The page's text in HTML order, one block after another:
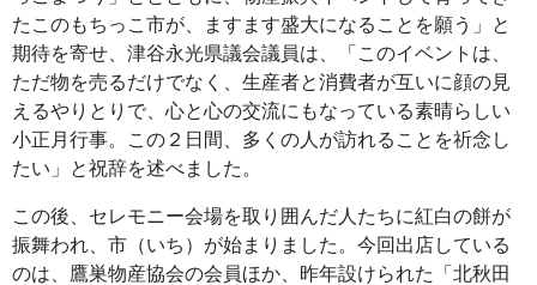
たこのもちっこ市が、ますます盛大になることを願う」と
期待を寄せ、津谷永光県議会議員は、「このイベントは、
ただ物を売るだけでなく、生産者と消費者が互いに顔の見
えるやりとりで、心と心の交流にもなっている素晴らしい
小正月行事。この２日間、多くの人が訪れることを祈念し
たい」と祝辞を述べました。
この後、セレモニー会場を取り囲んだ人たちに紅白の餅が
振舞われ、市（いち）が始まりました。今回出店している
のは、鷹巣物産協会の会員ほか、昨年設けられた「北秋田